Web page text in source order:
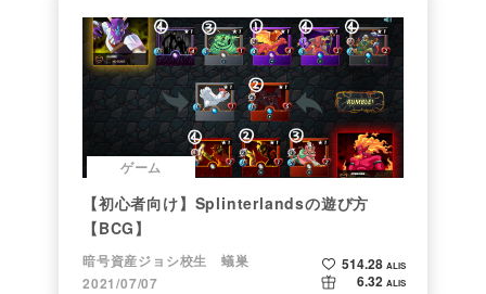
ゲーム
【初心者向け】Splinterlandsの遊び方
【BCG】
暗号資産ジョシ校生 蟻巣
2021/07/07
514.28 ALIS
6.32 ALIS